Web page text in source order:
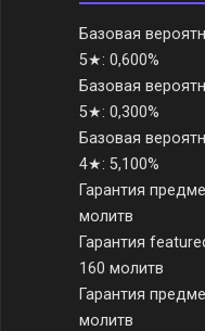
Базовая
5★: 0,600%
Базовая
5★: 0,300%
Базовая
4★: 5,100%
Гарантия
молитв
Гарантия
160 молитв
Гарантия
молитв